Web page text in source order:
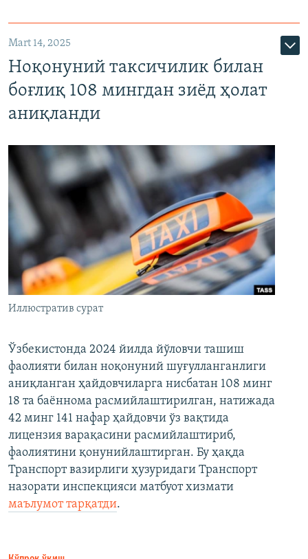
Mart 14, 2025
Ноқонуний таксичилик билан
боғлиқ 108 мингдан зиёд ҳолат
аниқланди
Иллюстратив сурат
Ўзбекистонда 2024 йилда йўловчи ташиш
фаолияти билан ноқонуний шуғулланганлиги
аниқланган ҳайдовчиларга нисбатан 108 минг
18 та баённома расмийлаштирилган, натижада
42 минг 141 нафар ҳайдовчи ўз вақтида
лицензия варақасини расмийлаштириб,
фаолиятини қонунийлаштирган. Бу ҳақда
Транспорт вазирлиги ҳузуридаги Транспорт
назорати инспекцияси матбуот хизмати
маълумот тарқатди.